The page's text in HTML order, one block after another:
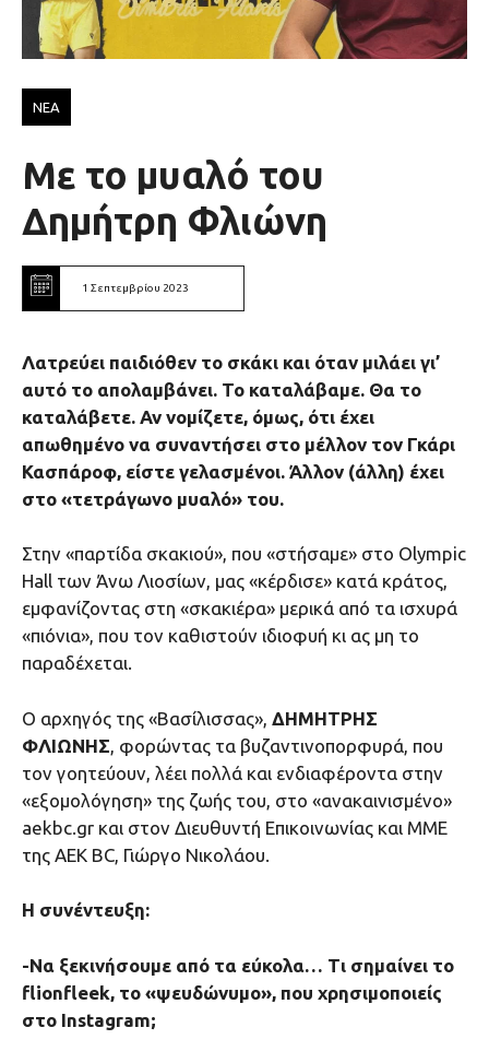
ΝΕΑ
Με το μυαλό του
Δημήτρη Φλιώνη
1 Σεπτεμβρίου 2023
Λατρεύει παιδιόθεν το σκάκι και όταν μιλάει γι’
αυτό το απολαμβάνει. Το καταλάβαμε. Θα το
καταλάβετε. Αν νομίζετε, όμως, ότι έχει
απωθημένο να συναντήσει στο μέλλον τον Γκάρι
Κασπάροφ, είστε γελασμένοι. Άλλον (άλλη) έχει
στο «τετράγωνο μυαλό» του.
Στην «παρτίδα σκακιού», που «στήσαμε» στο Olympic
Hall των Άνω Λιοσίων, μας «κέρδισε» κατά κράτος,
εμφανίζοντας στη «σκακιέρα» μερικά από τα ισχυρά
«πιόνια», που τον καθιστούν ιδιοφυή κι ας μη το
παραδέχεται.
Ο αρχηγός της «Βασίλισσας», ΔΗΜΗΤΡΗΣ
ΦΛΙΩΝΗΣ , φορώντας τα βυζαντινοπορφυρά, που
τον γοητεύουν, λέει πολλά και ενδιαφέροντα στην
«εξομολόγηση» της ζωής του, στο «ανακαινισμένο»
aekbc.gr και στον Διευθυντή Επικοινωνίας και ΜΜΕ
της ΑΕΚ BC, Γιώργο Νικολάου.
Η συνέντευξη:
-Να ξεκινήσουμε από τα εύκολα… Τι σημαίνει το
flionfleek, το «ψευδώνυμο», που χρησιμοποιείς
στο Instagram;